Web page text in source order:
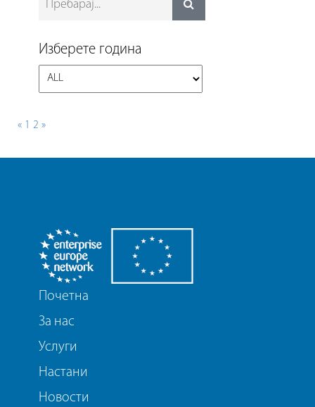
Изберете година
« 1 2 »
Почетна
За нас
Услуги
Настани
Новости